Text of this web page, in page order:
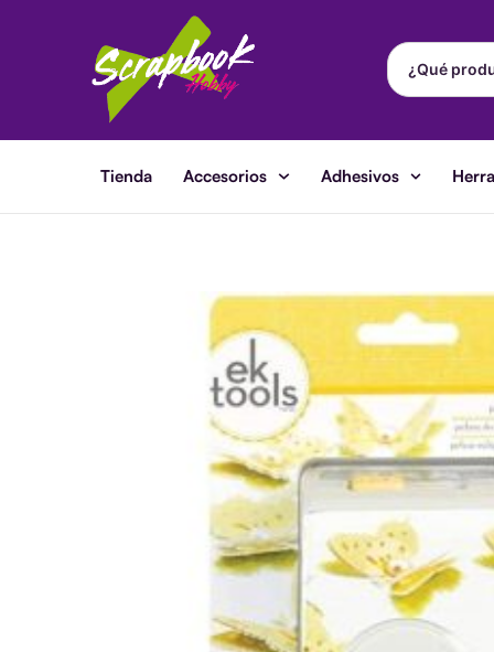
contenido
Tienda Accesorios Adhesivos